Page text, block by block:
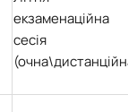
екзаменаційна
сесія